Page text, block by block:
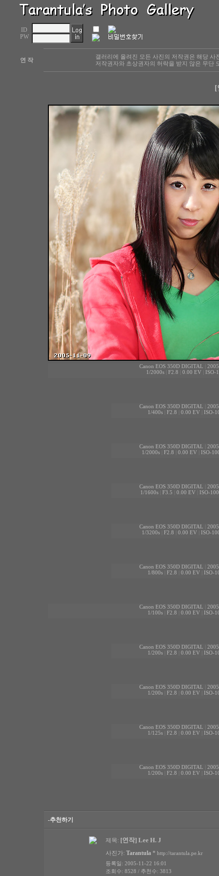
ID
PW
연 작
갤러리에 올려진 모든 사진의 저작권은 해당
저작권자와 초상권자의 허락을 받지 않은 무단
[
Canon EOS 350D DIGITAL
1/2000s| F2.8 0.00 EV| ISO-
Canon EOS 350D DIGITAL
1/400s| F2.8 0.00 EV| ISO-
Canon EOS 350D DIGITAL
1/2000s| F2.8 0.00 EV| ISO-
Canon EOS 350D DIGITAL
1/1600s| F3.5 0.00 EV| ISO-100
Canon EOS 350D DIGITAL
1/3200s| F2.8 0.00 EV| ISO-
Canon EOS 350D DIGITAL
1/800s| F2.8 0.00 EV| ISO-
Canon EOS 350D DIGITAL
1/100s| F2.8 0.00 EV| ISO-
Canon EOS 350D DIGITAL
1/200s| F2.8 0.00 EV| ISO-
Canon EOS 350D DIGITAL
1/200s| F2.8 0.00 EV| ISO-
Canon EOS 350D DIGITAL
1/125s| F2.8 0.00 EV| ISO-
Canon EOS 350D DIGITAL
1/200s| F2.8 0.00 EV| ISO-
-추천하기
제목: [연작] Lee H. J
사진가: Tarantula * http://tarantula.pe.kr
등록일: 2005-11-22 16:01
조회수: 8528 / 추천수: 3813